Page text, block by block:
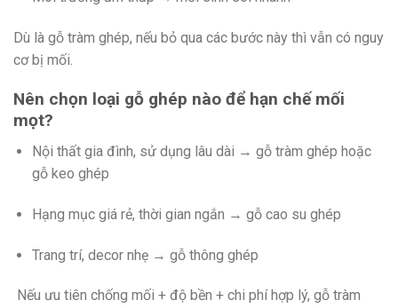
Dù là gỗ tràm ghép, nếu bỏ qua các bước này thì vẫn có nguy
cơ bị mối.
Nên chọn loại gỗ ghép nào để hạn chế mối
mọt?
Nội thất gia đình, sử dụng lâu dài → gỗ tràm ghép hoặc
gỗ keo ghép
Hạng mục giá rẻ, thời gian ngắn → gỗ cao su ghép
Trang trí, decor nhẹ → gỗ thông ghép
Nếu ưu tiên chống mối + độ bền + chi phí hợp lý, gỗ tràm